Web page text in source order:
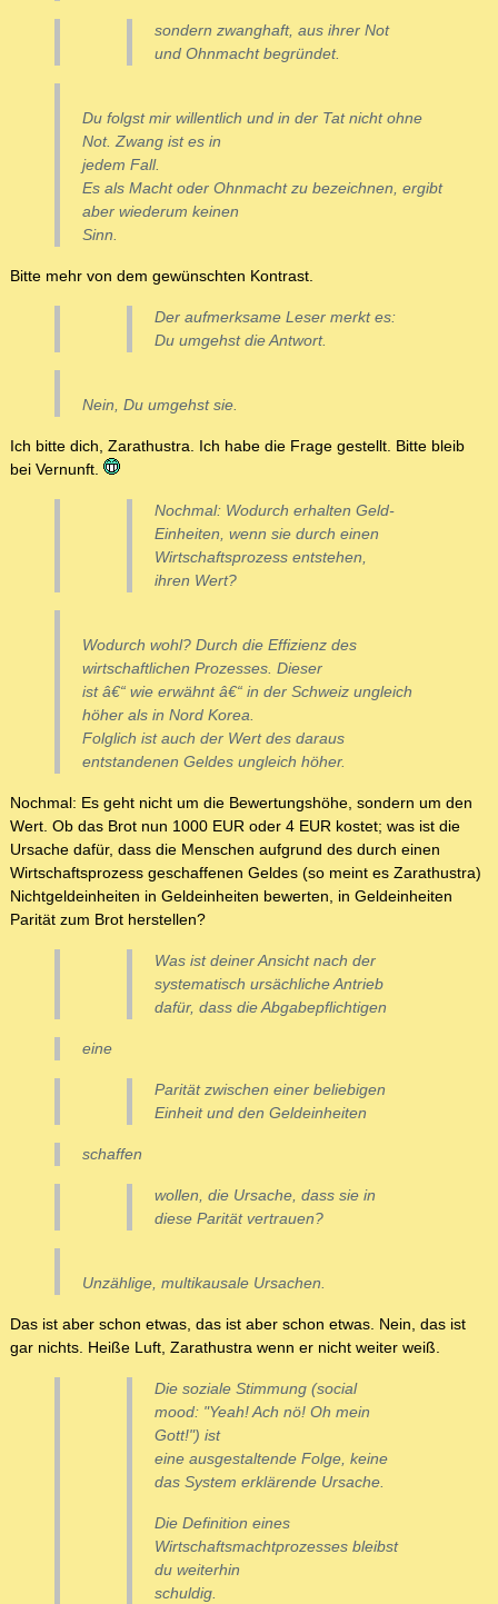
sondern zwanghaft, aus ihrer Not
und Ohnmacht begründet.
Du folgst mir willentlich und in der Tat nicht ohne
Not. Zwang ist es in
jedem Fall.
Es als Macht oder Ohnmacht zu bezeichnen, ergibt
aber wiederum keinen
Sinn.
Bitte mehr von dem gewünschten Kontrast.
Der aufmerksame Leser merkt es:
Du umgehst die Antwort.
Nein, Du umgehst sie.
Ich bitte dich, Zarathustra. Ich habe die Frage gestellt. Bitte bleib
bei Vernunft.
Nochmal: Wodurch erhalten Geld-
Einheiten, wenn sie durch einen
Wirtschaftsprozess entstehen,
ihren Wert?
Wodurch wohl? Durch die Effizienz des
wirtschaftlichen Prozesses. Dieser
ist â€“ wie erwähnt â€“ in der Schweiz ungleich
höher als in Nord Korea.
Folglich ist auch der Wert des daraus
entstandenen Geldes ungleich höher.
Nochmal: Es geht nicht um die Bewertungshöhe, sondern um den
Wert. Ob das Brot nun 1000 EUR oder 4 EUR kostet; was ist die
Ursache dafür, dass die Menschen aufgrund des durch einen
Wirtschaftsprozess geschaffenen Geldes (so meint es Zarathustra)
Nichtgeldeinheiten in Geldeinheiten bewerten, in Geldeinheiten
Parität zum Brot herstellen?
Was ist deiner Ansicht nach der
systematisch ursächliche Antrieb
dafür, dass die Abgabepflichtigen
eine
Parität zwischen einer beliebigen
Einheit und den Geldeinheiten
schaffen
wollen, die Ursache, dass sie in
diese Parität vertrauen?
Unzählige, multikausale Ursachen.
Das ist aber schon etwas, das ist aber schon etwas. Nein, das ist
gar nichts. Heiße Luft, Zarathustra wenn er nicht weiter weiß.
Die soziale Stimmung (social
mood: "Yeah! Ach nö! Oh mein
Gott!") ist
eine ausgestaltende Folge, keine
das System erklärende Ursache.
Die Definition eines
Wirtschaftsmachtprozesses bleibst
du weiterhin
schuldig.